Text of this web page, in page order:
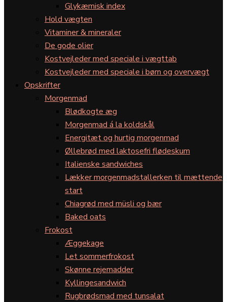
Glykæmisk index
Hold vægten
Vitaminer & mineraler
De gode olier
Kostvejleder med speciale i vægttab
Kostvejleder med speciale i børn og overvægt
Opskrifter
Morgenmad
Blødkogte æg
Morgenmad á la koldskål
Energitæt og hurtig morgenmad
Øllebrød med laktosefri flødeskum
Italienske sandwiches
Lækker morgenmadstallerken til mættende
start
Chiagrød med müsli og bær
Baked oats
Frokost
Æggekage
Let sommerfrokost
Skønne rejemadder
Kyllingesandwich
Rugbrødsmad med tunsalat